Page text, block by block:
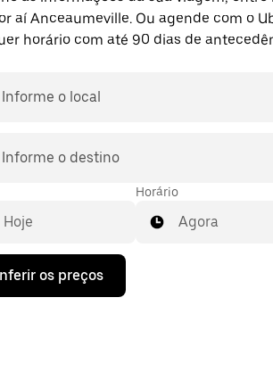
aí Anceaumeville. Ou agende com o
horário com até 90 dias de
Informe o local
Informe o destino
Horário
Agora
os preços